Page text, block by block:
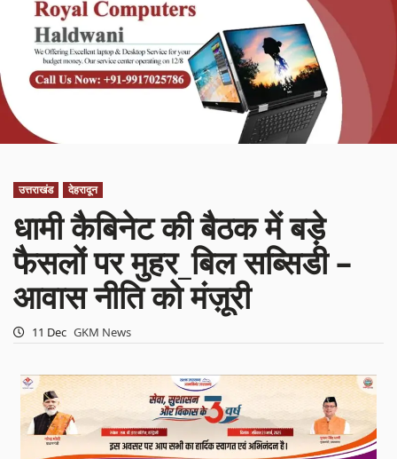
उत्तराखंड देहरादून
धामी कैबिनेट की बैठक में बड़े
फैसलों पर मुहर_बिल सब्सिडी –
आवास नीति को मंज़ूरी
11 Dec GKM News